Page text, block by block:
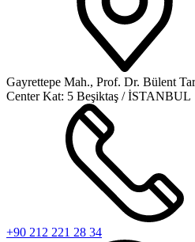
Gayrettepe Mah., Prof. Dr. Bülent
Center Kat: 5 Beşiktaş / İSTANBUL
+90 212 221 28 34